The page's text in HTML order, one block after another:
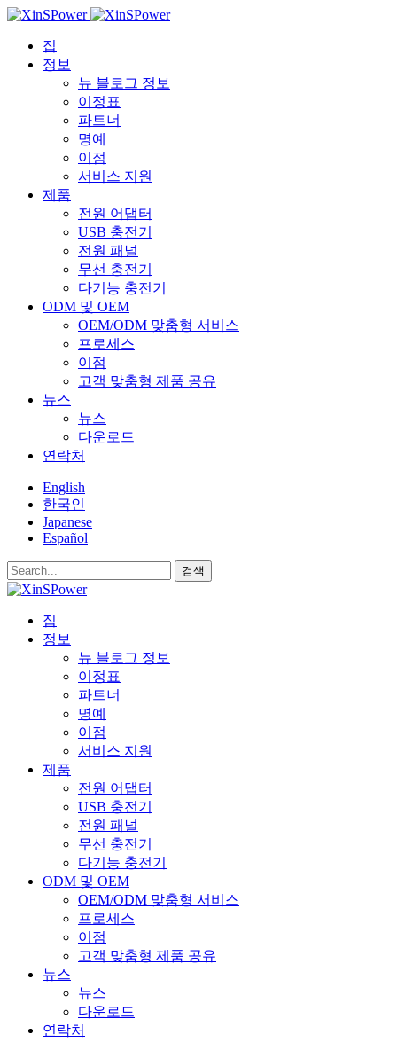
집
정보
뉴 블로그 정보
이정표
파트너
명예
이점
서비스 지원
제품
전원 어댑터
USB 충전기
전원 패널
무선 충전기
다기능 충전기
ODM 및 OEM
OEM/ODM 맞춤형 서비스
프로세스
이점
고객 맞춤형 제품 공유
뉴스
뉴스
다운로드
연락처
English
한국인
Japanese
Español
검색
집
정보
뉴 블로그 정보
이정표
파트너
명예
이점
서비스 지원
제품
전원 어댑터
USB 충전기
전원 패널
무선 충전기
다기능 충전기
ODM 및 OEM
OEM/ODM 맞춤형 서비스
프로세스
이점
고객 맞춤형 제품 공유
뉴스
뉴스
다운로드
연락처